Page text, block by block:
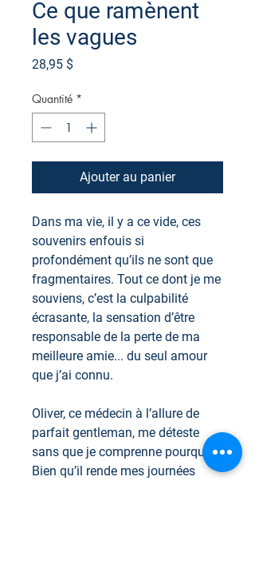
Ce que ramènent
les vagues
28,95 $Prix
Quantité *
Ajouter au panier
Dans ma vie, il y a ce vide, ces
souvenirs enfouis si
profondément qu’ils ne sont que
fragmentaires. Tout ce dont je me
souviens, c’est la culpabilité
écrasante, la sensation d’être
responsable de la perte de ma
meilleure amie... du seul amour
que j’ai connu.
Oliver, ce médecin à l’allure de
parfait gentleman, me déteste
sans que je comprenne pourquoi.
Bien qu’il rende mes journées